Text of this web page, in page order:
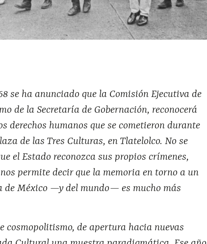
se ha anunciado que la Comisión Ejecutiva de
de la Secretaría de Gobernación, reconocerá
derechos humanos que se cometieron durante
de las Tres Culturas, en Tlatelolco. No se
el Estado reconozca sus propios crímenes,
permite decir que la memoria en torno a un
México —y del mundo— es mucho más
cosmopolitismo, de apertura hacia nuevas